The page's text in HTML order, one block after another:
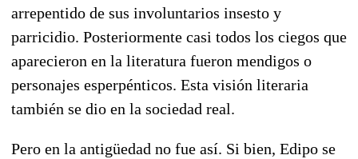
arrepentido de sus involuntarios insesto y
parricidio. Posteriormente casi todos los ciegos que
aparecieron en la literatura fueron mendigos o
personajes esperpénticos. Esta visión literaria
también se dio en la sociedad real.
Pero en la antigüedad no fue así. Si bien, Edipo se